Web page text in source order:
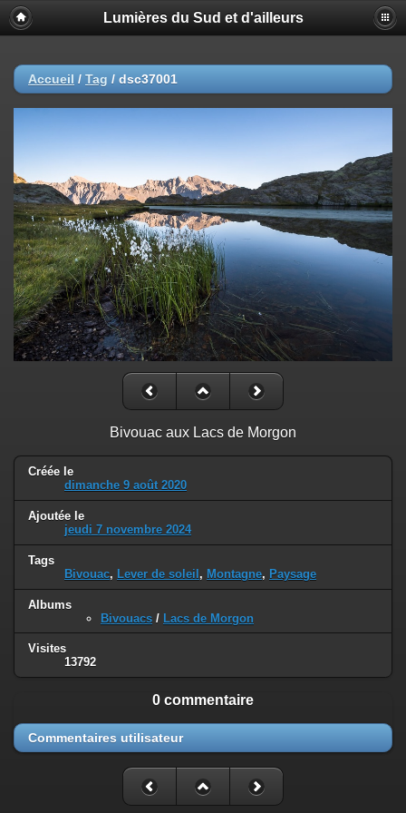
Lumières du Sud et d'ailleurs
Accueil / Tag / dsc37001
Bivouac aux Lacs de Morgon
Créée le
dimanche 9 août 2020
Ajoutée le
jeudi 7 novembre 2024
Tags
Bivouac, Lever de soleil, Montagne, Paysage
Albums
Bivouacs / Lacs de Morgon
Visites
13792
0 commentaire
Commentaires utilisateur